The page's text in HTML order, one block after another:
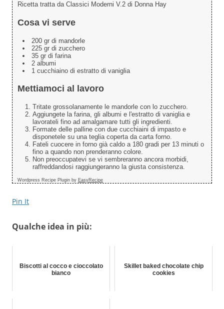
Ricetta tratta da Classici Moderni V.2 di Donna Hay
Cosa vi serve
200 gr di mandorle
225 gr di zucchero
35 gr di farina
2 albumi
1 cucchiaino di estratto di vaniglia
Mettiamoci al lavoro
Tritate grossolanamente le mandorle con lo zucchero.
Aggiungete la farina, gli albumi e l'estratto di vaniglia e
lavorateli fino ad amalgamare tutti gli ingredienti.
Formate delle palline con due cucchiaini di impasto e
disponetele su una teglia coperta da carta forno.
Fateli cuocere in forno già caldo a 180 gradi per 13 minuti o
fino a quando non prenderanno colore.
Non preoccupatevi se vi sembreranno ancora morbidi,
raffreddandosi raggiungeranno la giusta consistenza.
Wordpress Recipe Plugin by EasyRecipe
Pin It
Qualche idea in più:
Biscotti al cocco e cioccolato
bianco
Skillet baked chocolate chip
cookies